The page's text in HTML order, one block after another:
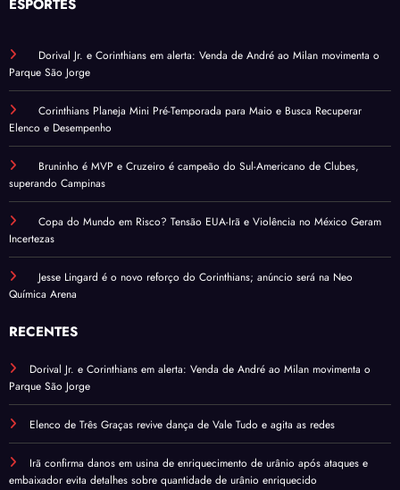
ESPORTES
Dorival Jr. e Corinthians em alerta: Venda de André ao Milan movimenta o
Parque São Jorge
Corinthians Planeja Mini Pré-Temporada para Maio e Busca Recuperar
Elenco e Desempenho
Bruninho é MVP e Cruzeiro é campeão do Sul-Americano de Clubes,
superando Campinas
Copa do Mundo em Risco? Tensão EUA-Irã e Violência no México Geram
Incertezas
Jesse Lingard é o novo reforço do Corinthians; anúncio será na Neo
Química Arena
RECENTES
Dorival Jr. e Corinthians em alerta: Venda de André ao Milan movimenta o
Parque São Jorge
Elenco de Três Graças revive dança de Vale Tudo e agita as redes
Irã confirma danos em usina de enriquecimento de urânio após ataques e
embaixador evita detalhes sobre quantidade de urânio enriquecido